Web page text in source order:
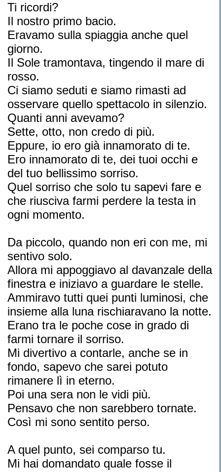
Ti ricordi?
Il nostro primo bacio.
Eravamo sulla spiaggia anche quel
giorno.
Il Sole tramontava, tingendo il mare di
rosso.
Ci siamo seduti e siamo rimasti ad
osservare quello spettacolo in silenzio.
Quanti anni avevamo?
Sette, otto, non credo di più.
Eppure, io ero già innamorato di te.
Ero innamorato di te, dei tuoi occhi e
del tuo bellissimo sorriso.
Quel sorriso che solo tu sapevi fare e
che riusciva farmi perdere la testa in
ogni momento.
Da piccolo, quando non eri con me, mi
sentivo solo.
Allora mi appoggiavo al davanzale della
finestra e iniziavo a guardare le stelle.
Ammiravo tutti quei punti luminosi, che
insieme alla luna rischiaravano la notte.
Erano tra le poche cose in grado di
farmi tornare il sorriso.
Mi divertivo a contarle, anche se in
fondo, sapevo che sarei potuto
rimanere lì in eterno.
Poi una sera non le vidi più.
Pensavo che non sarebbero tornate.
Così mi sono sentito perso.
A quel punto, sei comparso tu.
Mi hai domandato quale fosse il